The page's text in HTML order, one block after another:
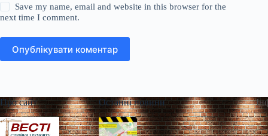
Save my name, email and website in this browser for the
next time I comment.
Опублікувати коментар
Про сайт Останні новини